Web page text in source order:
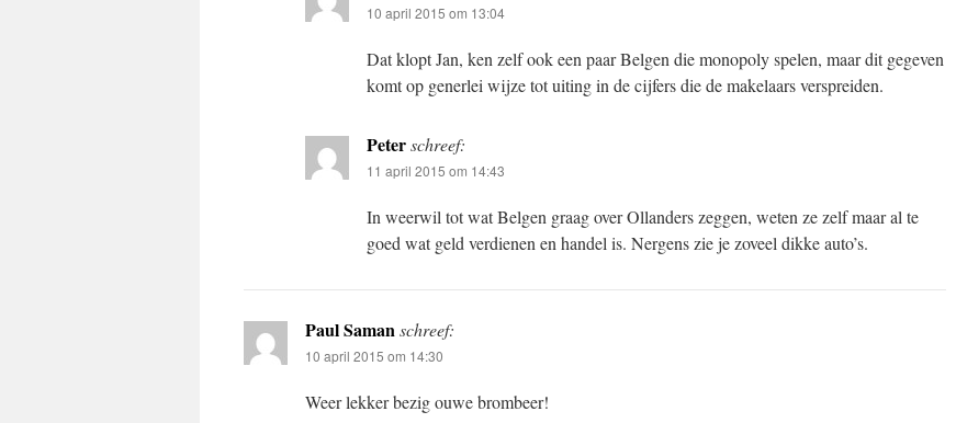
10 april 2015 om 13:04
Dat klopt Jan, ken zelf ook een paar Belgen die monopoly spelen, maar dit gegeven
komt op generlei wijze tot uiting in de cijfers die de makelaars verspreiden.
Peterschreef:
11 april 2015 om 14:43
In weerwil tot wat Belgen graag over Ollanders zeggen, weten ze zelf maar al te
goed wat geld verdienen en handel is. Nergens zie je zoveel dikke auto’s.
Paul Samanschreef:
10 april 2015 om 14:30
Weer lekker bezig ouwe brombeer!